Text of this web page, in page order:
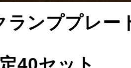
ランププレー